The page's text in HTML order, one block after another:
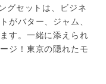
グセットは、ビジネ
がバター、ジャム、
す。一緒に添えられ
ジ！東京の隠れたモ